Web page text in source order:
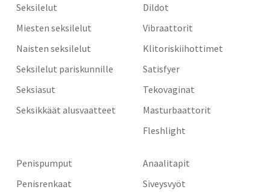
Seksilelut
Miesten seksilelut
Naisten seksilelut
Seksilelut pariskunnille
Seksiasut
Seksikkäät alusvaatteet
Dildot
Vibraattorit
Klitoriskiihottimet
Satisfyer
Tekovaginat
Masturbaattorit
Fleshlight
Penispumput
Penisrenkaat
Anaalitapit
Siveysvyöt